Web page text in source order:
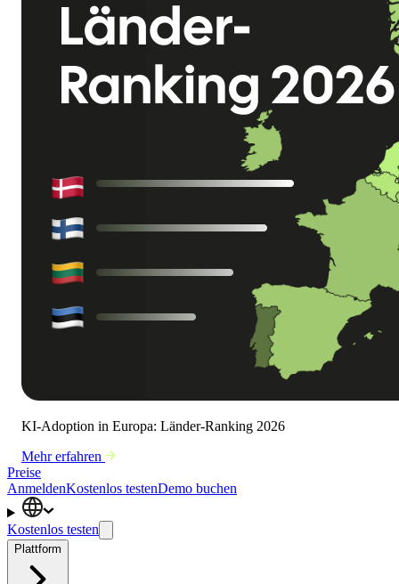
KI-Adoption in Europa: Länder-Ranking 2026
Mehr erfahren
Preise
AnmeldenKostenlos testenDemo buchen
Kostenlos testen
Plattform